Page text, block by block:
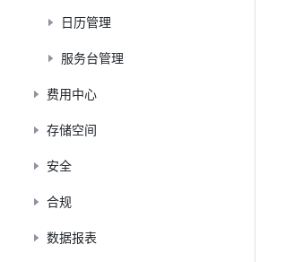
日历管理
服务台管理
费用中心
存储空间
安全
合规
数据报表